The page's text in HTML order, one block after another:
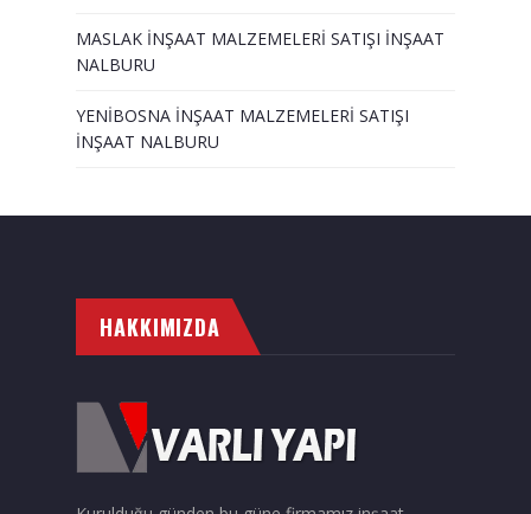
MASLAK İNŞAAT MALZEMELERİ SATIŞI İNŞAAT
NALBURU
YENİBOSNA İNŞAAT MALZEMELERİ SATIŞI
İNŞAAT NALBURU
HAKKIMIZDA